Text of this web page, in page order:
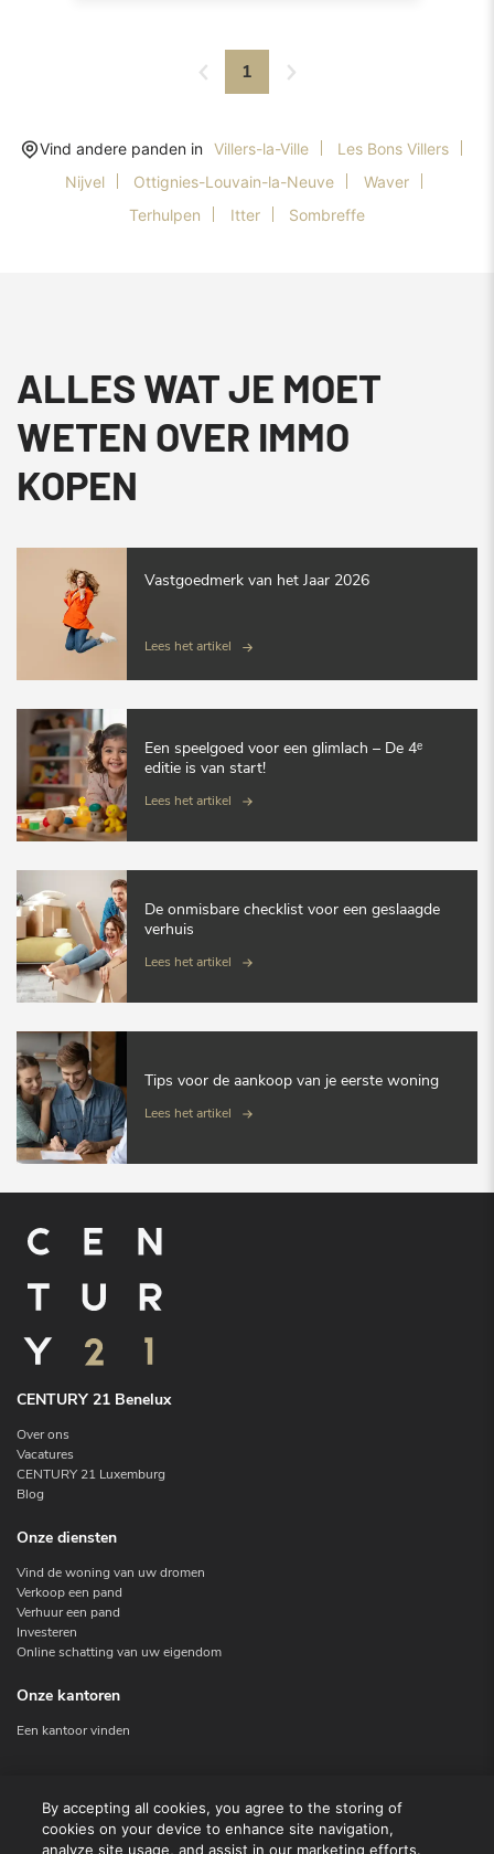
1
Vind andere panden in Villers-la-Ville
Les Bons Villers
Nijvel
Ottignies-Louvain-la-Neuve
Waver
Terhulpen
Itter Sombreffe
ALLES WAT JE MOET
WETEN OVER IMMO
KOPEN
Vastgoedmerk van het Jaar 2026
Lees het artikel
Een speelgoed voor een glimlach – De 4ᵉ
editie is van start!
Lees het artikel
De onmisbare checklist voor een geslaagde
verhuis
Lees het artikel
Tips voor de aankoop van je eerste woning
Lees het artikel
CENTURY 21 Benelux
Over ons
Vacatures
CENTURY 21 Luxemburg
Blog
Onze diensten
Vind de woning van uw dromen
Verkoop een pand
Verhuur een pand
Investeren
Online schatting van uw eigendom
Onze kantoren
Een kantoor vinden
Contact
By accepting all cookies, you agree to the storing of
cookies on your device to enhance site navigation,
analyze site usage, and assist in our marketing efforts.